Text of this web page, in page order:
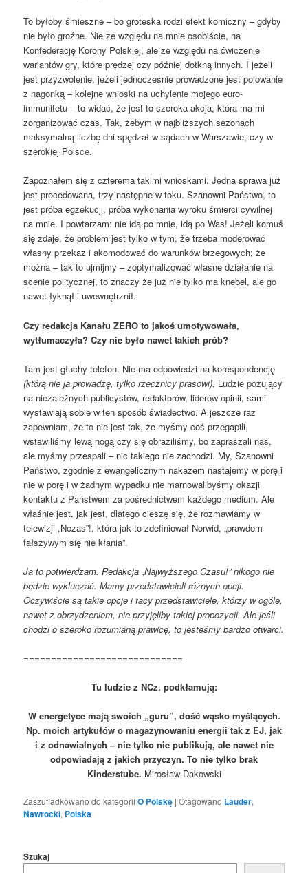
To byłoby śmieszne – bo groteska rodzi efekt komiczny – gdyby
nie było groźne. Nie ze względu na mnie osobiście, na
Konfederację Korony Polskiej, ale ze względu na ćwiczenie
wariantów gry, które prędzej czy później dotkną innych. I jeżeli
jest przyzwolenie, jeżeli jednocześnie prowadzone jest polowanie
z nagonką – kolejne wnioski na uchylenie mojego euro-
immunitetu – to widać, że jest to szeroka akcja, która ma mi
zorganizować czas. Tak, żebym w najbliższych sezonach
maksymalną liczbę dni spędzał w sądach w Warszawie, czy w
szerokiej Polsce.
Zapoznałem się z czterema takimi wnioskami. Jedna sprawa już
jest procedowana, trzy następne w toku. Szanowni Państwo, to
jest próba egzekucji, próba wykonania wyroku śmierci cywilnej
na mnie. I powtarzam: nie idą po mnie, idą po Was! Jeżeli komuś
się zdaje, że problem jest tylko w tym, że trzeba moderować
własny przekaz i akomodować do warunków brzegowych; że
można – tak to ujmijmy – zoptymalizować własne działanie na
scenie politycznej, to znaczy że już nie tylko ma knebel, ale go
nawet łyknął i uwewnętrznił.
Czy redakcja Kanału ZERO to jakoś umotywowała,
wytłumaczyła? Czy nie było nawet takich prób?
Tam jest głuchy telefon. Nie ma odpowiedzi na korespondencję
(którą nie ja prowadzę, tylko rzecznicy prasowi). Ludzie pozujący
na niezależnych publicystów, redaktorów, liderów opinii, sami
wystawiają sobie w ten sposób świadectwo. A jeszcze raz
zapewniam, że to nie jest tak, że myśmy coś przegapili,
wstawiliśmy lewą nogą czy się obraziliśmy, bo zapraszali nas,
ale myśmy przespali – nic takiego nie zachodzi. My, Szanowni
Państwo, zgodnie z ewangelicznym nakazem nastajemy w porę i
nie w porę i w żadnym wypadku nie marnowalibyśmy okazji
kontaktu z Państwem za pośrednictwem każdego medium. Ale
właśnie jest, jak jest, dlatego cieszę się, że rozmawiamy w
telewizji „Nczas”!, która jak to zdefiniował Norwid, „prawdom
fałszywym się nie kłania”.
Ja to potwierdzam. Redakcja „Najwyższego Czasu!” nikogo nie
będzie wykluczać. Mamy przedstawicieli różnych opcji.
Oczywiście są takie opcje i tacy przedstawiciele, którzy w ogóle,
nawet z obrzydzeniem, nie przyjęliby takiej propozycji. Ale jeśli
chodzi o szeroko rozumianą prawicę, to jesteśmy bardzo otwarci.
=============================
Tu ludzie z NCz. podkłamują:
W energetyce mają swoich „guru”, dość wąsko myślących.
Np. moich artykułów o magazynowaniu energii tak z EJ, jak
i z odnawialnych – nie tylko nie publikują, ale nawet nie
odpowiadają z jakich przyczyn. To nie tylko brak
Kinderstube. Mirosław Dakowski
Zaszufladkowano do kategorii O Polskę |Otagowano Lauder,
Nawrocki, Polska
Szukaj